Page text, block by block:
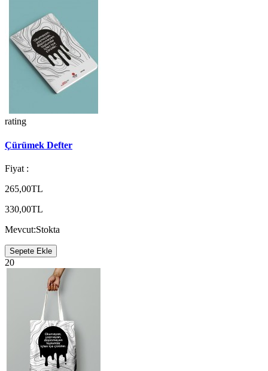
rating
Çürümek Defter
Fiyat :
265,00TL
330,00TL
Mevcut:Stokta
Sepete Ekle
20